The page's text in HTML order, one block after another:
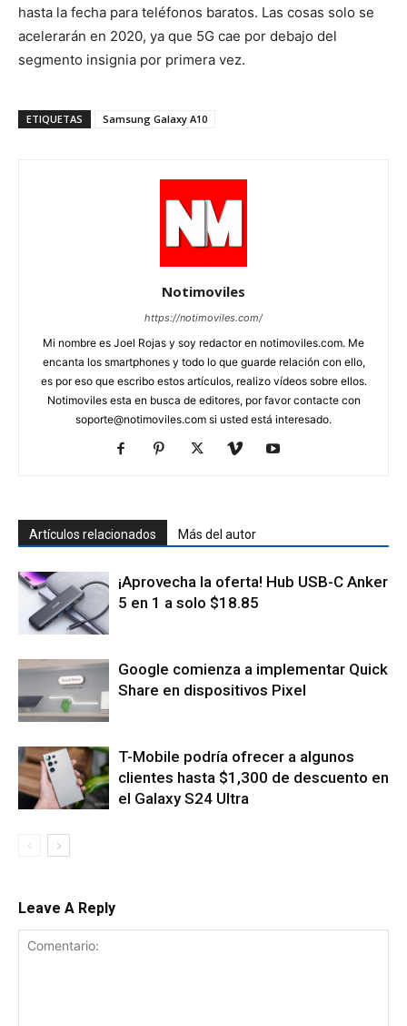
hasta la fecha para teléfonos baratos. Las cosas solo se
acelerarán en 2020, ya que 5G cae por debajo del
segmento insignia por primera vez.
ETIQUETAS Samsung Galaxy A10
Notimoviles
https://notimoviles.com/
Mi nombre es Joel Rojas y soy redactor en notimoviles.com. Me
encanta los smartphones y todo lo que guarde relación con ello,
es por eso que escribo estos artículos, realizo vídeos sobre ellos.
Notimoviles esta en busca de editores, por favor contacte con
soporte@notimoviles.com si usted está interesado.
Artículos relacionados Más del autor
¡Aprovecha la oferta! Hub USB-C Anker
5 en 1 a solo $18.85
Google comienza a implementar Quick
Share en dispositivos Pixel
T-Mobile podría ofrecer a algunos
clientes hasta $1,300 de descuento en
el Galaxy S24 Ultra
Leave A Reply